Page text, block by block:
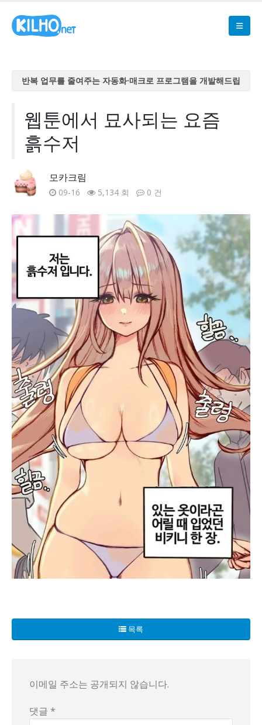
반복 업무를 줄여주는 자동화·매크로 프로그램을 개발해드립
반복 업무를 줄여주는 자동화·매크로 프로그램을 개발해드립
니다
반복 업무를 줄여주는 자동화·매크로 프로그램을 개발해드립
반복 업무를 줄여주는 자동화·매크로 프로그램을 개발해드립
니다
니다
웹툰에서 묘사되는 요즘
흙수저
모카크림
09-16 5,134 회 0 건
이야기는 지방의 낡은 주거지에서 시작된다. 가족의 수입은
작가 이다영은 이 소품 하나를 통해 경제 격차의 구조를 드
온라인 커뮤니티에서도 반응이 뜨겁다. 청년들은 학비·생
목록
이메일 주소는 공개되지 않습니다.
댓글 *